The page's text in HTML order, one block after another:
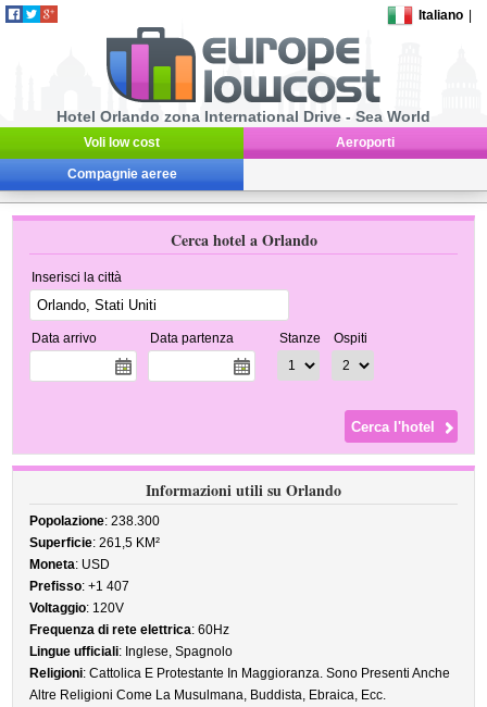
Italiano
Hotel Orlando zona International Drive - Sea World
Voli low cost Aeroporti
Compagnie aeree
Cerca hotel a Orlando
Inserisci la città
Data arrivo Data partenza Stanze Ospiti
Informazioni utili su Orlando
Popolazione: 238.300
Superficie: 261,5 KM²
Moneta: USD
Prefisso: +1 407
Voltaggio: 120V
Frequenza di rete elettrica: 60Hz
Lingue ufficiali: Inglese, Spagnolo
Religioni: Cattolica E Protestante In Maggioranza. Sono Presenti Anche
Altre Religioni Come La Musulmana, Buddista, Ebraica, Ecc.